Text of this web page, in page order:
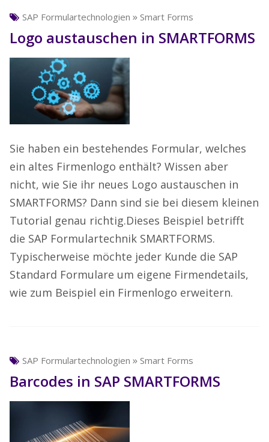
SAP Formulartechnologien » Smart Forms
Logo austauschen in SMARTFORMS
Sie haben ein bestehendes Formular, welches
ein altes Firmenlogo enthält? Wissen aber
nicht, wie Sie ihr neues Logo austauschen in
SMARTFORMS? Dann sind sie bei diesem kleinen
Tutorial genau richtig.Dieses Beispiel betrifft
die SAP Formulartechnik SMARTFORMS.
Typischerweise möchte jeder Kunde die SAP
Standard Formulare um eigene Firmendetails,
wie zum Beispiel ein Firmenlogo erweitern.
SAP Formulartechnologien » Smart Forms
Barcodes in SAP SMARTFORMS